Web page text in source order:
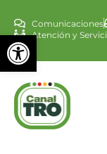
Abrir
Comunicaciones
Atención y